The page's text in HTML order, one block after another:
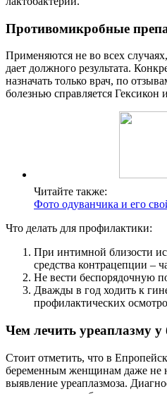
Противомикробные
Применяются не во всех
дает должного результата.
назначать только врач, по
болезнью справляется
Читайте также:
Фото одуванчика и его
Что делать для профилактики:
При интимной близости
средства контрацепции –
Не вести беспорядочную
Дважды в год ходить к
профилактических
Чем лечить уреаплазму у
Стоит отметить, что в
беременным женщинам даже не
выявление уреаплазмоза.